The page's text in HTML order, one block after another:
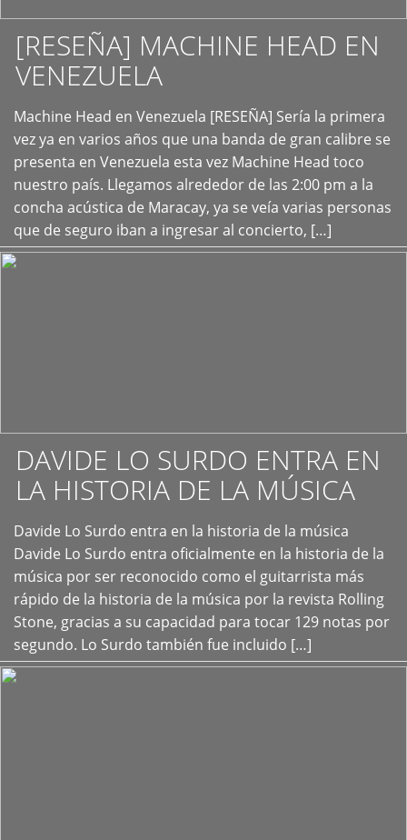
[RESEÑA] MACHINE HEAD EN
VENEZUELA
Machine Head en Venezuela [RESEÑA] Sería la primera
vez ya en varios años que una banda de gran calibre se
presenta en Venezuela esta vez Machine Head toco
nuestro país. Llegamos alrededor de las 2:00 pm a la
concha acústica de Maracay, ya se veía varias personas
que de seguro iban a ingresar al concierto, […]
+
DAVIDE LO SURDO ENTRA EN
LA HISTORIA DE LA MÚSICA
Davide Lo Surdo entra en la historia de la música
Davide Lo Surdo entra oficialmente en la historia de la
música por ser reconocido como el guitarrista más
rápido de la historia de la música por la revista Rolling
Stone, gracias a su capacidad para tocar 129 notas por
segundo. Lo Surdo también fue incluido […]
+